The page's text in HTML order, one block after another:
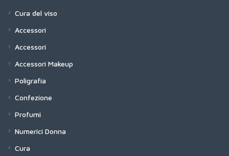
Cura del viso
Accessori
Accessori
Accessori Makeup
Poligrafia
Confezione
Profumi
Numerici Donna
Cura